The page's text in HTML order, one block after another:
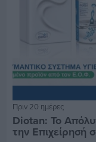
Πριν 20 ημέρες
Diotan: Το
την Επιχείρησή